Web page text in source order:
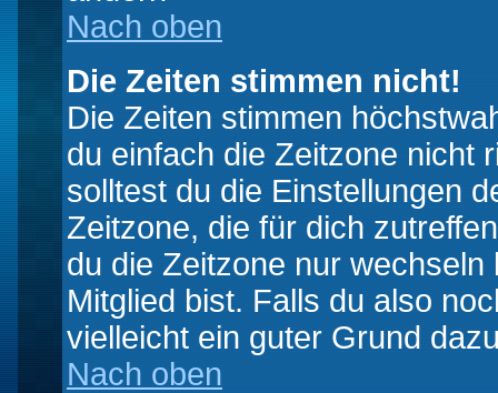
Nach oben
Die Zeiten stimmen nicht!
Die Zeiten stimmen
du einfach die Zeitzone nicht
solltest du die Einstellungen
Zeitzone, die für dich
du die Zeitzone nur
Mitglied bist. Falls du also
vielleicht ein guter Grund
Nach oben